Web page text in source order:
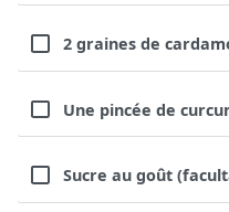
2 graines de
Une pincée de
Sucre au goût